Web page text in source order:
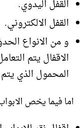
القفل اليدوي.
القفل الالكتروني.
و من الانواع
الاقفال يتم
المحمول الذي
اما فيما يخص